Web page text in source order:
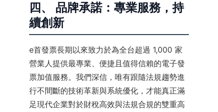
四、 品牌承諾：專業服務，持
續創新
e首發票長期以來致力於為全台超過 1,000 家
營業人提供最專業、便捷且值得信賴的電子發
票加值服務。我們深信，唯有跟隨法規趨勢進
行不間斷的技術革新與系統優化，才能真正滿
足現代企業對於財稅高效與法規合規的雙重高